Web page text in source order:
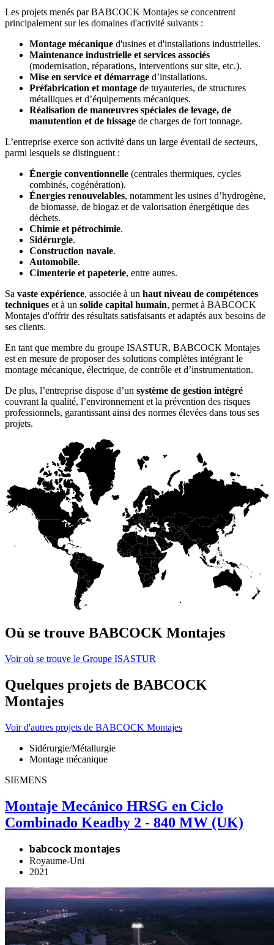
Les projets menés par BABCOCK Montajes se concentrent
principalement sur les domaines d'activité suivants :
Montage mécanique d'usines et d'installations industrielles.
Maintenance industrielle et services associés
(modernisation, réparations, interventions sur site, etc.).
Mise en service et démarrage d’installations.
Préfabrication et montage de tuyauteries, de structures
métalliques et d’équipements mécaniques.
Réalisation de manœuvres spéciales de levage, de
manutention et de hissage de charges de fort tonnage.
L’entreprise exerce son activité dans un large éventail de secteurs,
parmi lesquels se distinguent :
Énergie conventionnelle (centrales thermiques, cycles
combinés, cogénération).
Énergies renouvelables, notamment les usines d’hydrogène,
de biomasse, de biogaz et de valorisation énergétique des
déchets.
Chimie et pétrochimie.
Sidérurgie.
Construction navale.
Automobile.
Cimenterie et papeterie, entre autres.
Sa vaste expérience, associée à un haut niveau de compétences
techniques et à un solide capital humain, permet à BABCOCK
Montajes d'offrir des résultats satisfaisants et adaptés aux besoins de
ses clients.
En tant que membre du groupe ISASTUR, BABCOCK Montajes
est en mesure de proposer des solutions complètes intégrant le
montage mécanique, électrique, de contrôle et d’instrumentation.
De plus, l’entreprise dispose d’un système de gestion intégré
couvrant la qualité, l’environnement et la prévention des risques
professionnels, garantissant ainsi des normes élevées dans tous ses
projets.
Où se trouve BABCOCK Montajes
Voir où se trouve le Groupe ISASTUR
Quelques projets de BABCOCK
Montajes
Voir d'autres projets de BABCOCK Montajes
Sidérurgie/Métallurgie
Montage mécanique
SIEMENS
Montaje Mecánico HRSG en Ciclo
Combinado Keadby 2 - 840 MW (UK)
babcock montajes
Royaume-Uni
2021